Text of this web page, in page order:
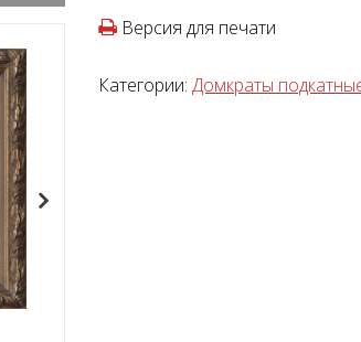
Версия для печати
Категории:Домкраты